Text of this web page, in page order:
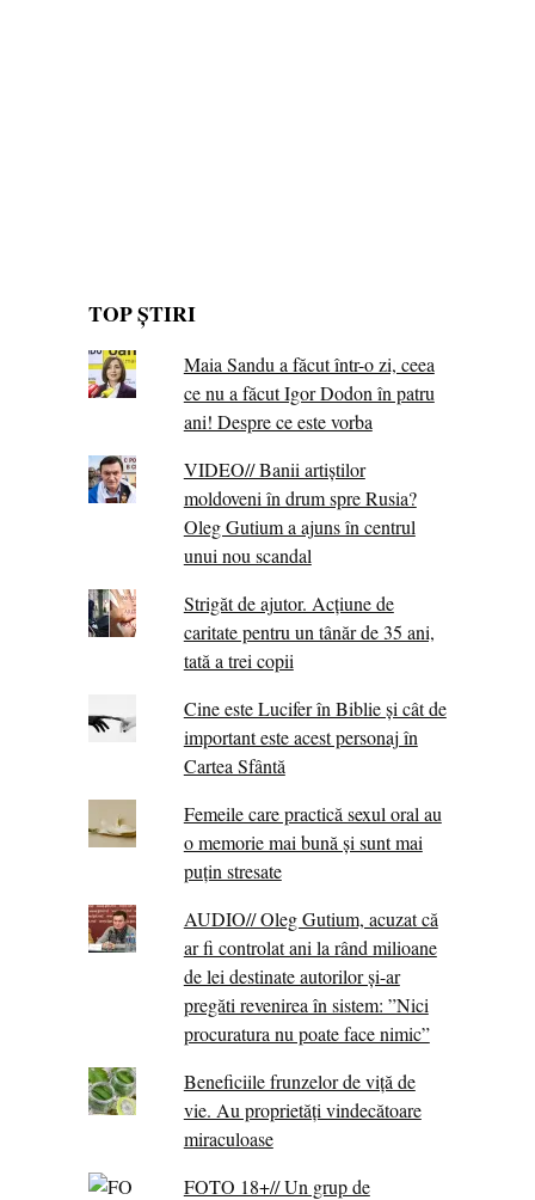
TOP ȘTIRI
Maia Sandu a făcut într-o zi, ceea
ce nu a făcut Igor Dodon în patru
ani! Despre ce este vorba
VIDEO// Banii artiștilor
moldoveni în drum spre Rusia?
Oleg Gutium a ajuns în centrul
unui nou scandal
Strigăt de ajutor. Acțiune de
caritate pentru un tânăr de 35 ani,
tată a trei copii
Cine este Lucifer în Biblie și cât de
important este acest personaj în
Cartea Sfântă
Femeile care practică sexul oral au
o memorie mai bună și sunt mai
puțin stresate
AUDIO// Oleg Gutium, acuzat că
ar fi controlat ani la rând milioane
de lei destinate autorilor și-ar
pregăti revenirea în sistem: ”Nici
procuratura nu poate face nimic”
Beneficiile frunzelor de viță de
vie. Au proprietăţi vindecătoare
miraculoase
FOTO 18+// Un grup de